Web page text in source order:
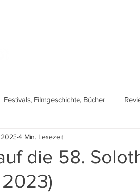
Festivals, Filmgeschichte, Bücher
die 58.
2023)
2023 4 Min. Lesezeit